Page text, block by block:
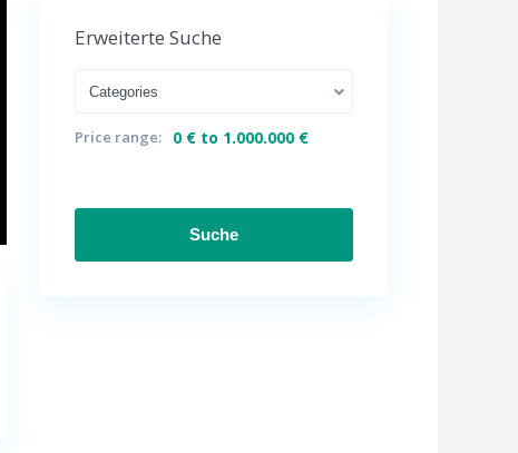
Erweiterte Suche
Categories
Price range: 0 € to 1.000.000 €
Suche